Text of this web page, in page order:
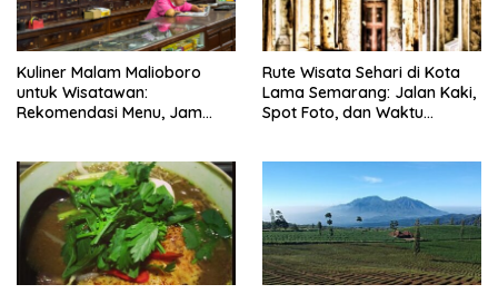
Kuliner Malam Malioboro
untuk Wisatawan:
Rekomendasi Menu, Jam
Rute Wisata Sehari di Kota
Lama Semarang: Jalan Kaki,
Spot Foto, dan Waktu